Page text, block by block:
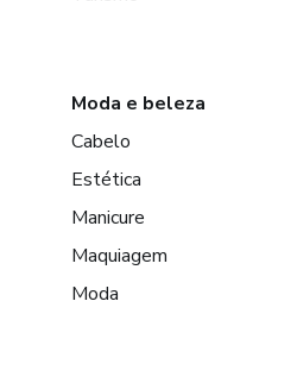
Moda e beleza
Cabelo
Estética
Manicure
Maquiagem
Moda